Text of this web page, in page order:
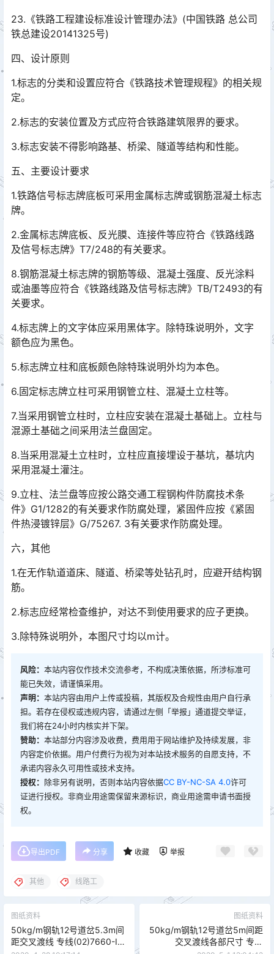
23.《铁路工程建设标准设计管理办法》(中国铁路 总公司
铁总建设20141325号)
四、设计原则
1.标志的分类和设置应符合《铁路技术管理规程》的相关规
定。
2.标志的安装位置及方式应符合铁路建筑限界的要求。
3.标志安装不得影响路基、桥梁、隧道等结构和性能。
五、主要设计要求
1.铁路信号标志牌底板可采用金属标志牌或钢筋混凝土标志
牌。
2.金属标志牌底板、反光膜、连接件等应符合《铁路线路
及信号标志牌》T7/248的有关要求。
8.钢筋混凝土标志牌的钢筋等级、混凝土强度、反光涂料
或油墨等应符合《铁路线路及信号标志牌》TB/T2493的有
关要求。
4.标志牌上的文字体应采用黑体字。除特珠说明外，文字
额色应为黑色。
5.标志牌立柱和底板颇色除特珠说明外均为本色。
6.固定标志牌立柱可采用钢管立柱、混凝土立柱等。
7.当采用钢管立柱时，立柱应安装在混凝土基础上。立柱与
混源土基础之间采用法兰盘固定。
8.当采用混凝土立柱时，立柱应直接埋设于基坑，基坑内
采用混凝土灌注。
9.立柱、法兰盘等应按公路交通工程钢构件防腐技术条
件》G1/1282的有关要求作防腐处理，紧固件应按《紧固
件热浸镀锌层》G/75267. 3有关要求作防腐处理。󠅅󠅃󠄵󠅂󠄪󠇖󠆨󠆨󠇕󠆞󠆒󠅬󠇘󠆭󠆘󠇙󠆝󠅵󠇗󠆭󠆁󠄐󠇗󠅹󠅸󠇖󠆍󠅳󠇖󠅹󠅰󠇖󠆌󠅹
六，其他
1.在无作轨道道床、隧道、桥梁等处钻孔时，应避开结构钢
筋。
2.标志应经常检查维护，对达不到使用要求的应子更换。
3.除特殊说明外，本图尺寸均以m计。
风险： 本站内容仅作技术交流参考，不构成决策依据，所涉标准可
能已失效，请谨慎采用。
声明： 本站内容由用户上传或投稿，其版权及合规性由用户自行承
担。若存在侵权或违规内容，请通过左侧「举报」通道提交举证，
我们将在24小时内核实并下架。
赞助： 本站部分内容涉及收费，费用用于网站维护及持续发展，非
内容定价依据。用户付费行为视为对本站技术服务的自愿支持，不
承诺内容永久可用性或技术支持。
授权： 除非另有说明，否则本站内容依据CC BY-NC-SA 4.0许可
证进行授权。非商业用途需保留来源标识，商业用途需申请书面授
权。
导出PDF 分享 收藏 举报
其他 线路工
图纸资料
50kg/m钢轨12号道岔5.3m间
距交叉渡线 专线(02)7660-Ⅰ
图纸资料
50kg/m钢轨12号道岔5m间距
交叉渡线各部尺寸 专线